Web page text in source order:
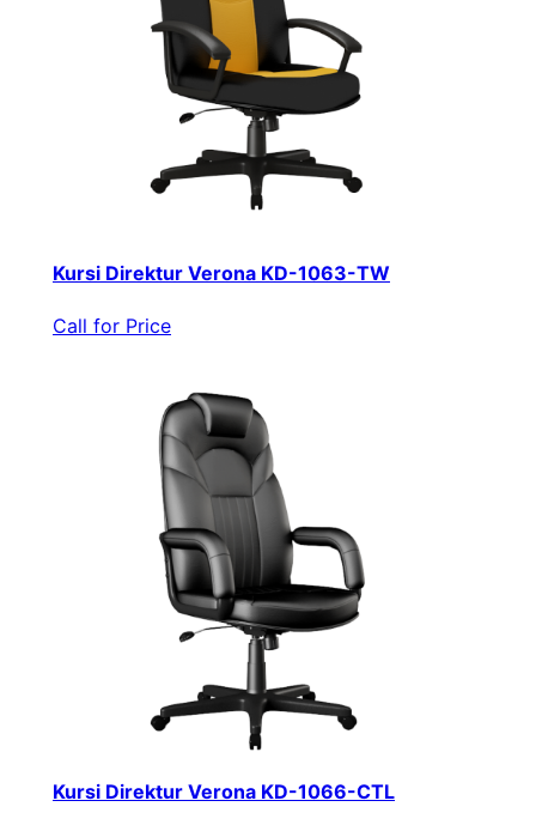
Kursi Direktur Verona KD-1063-TW
Call for Price
Kursi Direktur Verona KD-1066-CTL